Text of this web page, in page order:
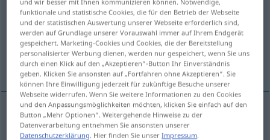
Übersicht aller Übersetzungen
(Für mehr Details die Übersetzung anklicken/antippen)
nécrologie
nécrologief Nachruf
funktionale und statistische Cookies, die für den Betrieb der Webseite
und der statistischen Auswertung unserer Webseite erforderlich sind,
werden auf Grundlage unserer Vorauswahl immer auf Ihrem Endgerät
gespeichert. Marketing-Cookies und Cookies, die der Bereitstellung
personalisierter Werbung dienen, werden nur gespeichert, wenn Sie uns
durch einen Klick auf den „Akzeptieren“-Button Ihr Einverständnis
geben. Klicken Sie ansonsten auf „Fortfahren ohne Akzeptieren“. Sie
können Ihre Einwilligung jederzeit für zukünftige Besuche unserer
Webseite widerrufen. Wenn Sie weitere Informationen zu den Cookies
und den Anpassungsmöglichkeiten möchten, klicken Sie einfach auf den
Button „Mehr Optionen“. Weitergehende Hinweise zu der
Datenverarbeitung entnehmen Sie ansonsten unserer
Datenschutzerklärung . Hier finden Sie unserImpressum